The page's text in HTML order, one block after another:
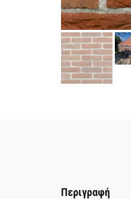
Περιγραφή